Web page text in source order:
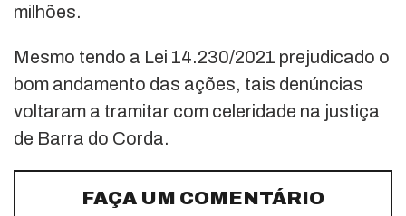
milhões.
Mesmo tendo a Lei 14.230/2021 prejudicado o
bom andamento das ações, tais denúncias
voltaram a tramitar com celeridade na justiça
de Barra do Corda.
FAÇA UM COMENTÁRIO